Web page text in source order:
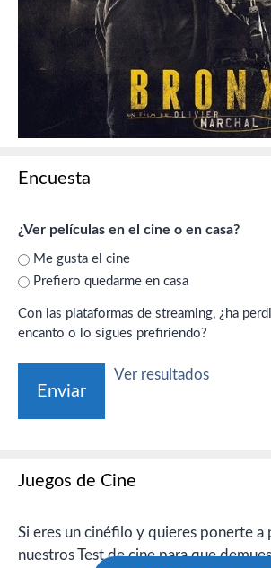
Encuesta
¿Ver películas en el cine o en casa?
Me gusta el cine
Prefiero quedarme en casa
Con las plataformas de streaming, ¿ha perdido el cine su
encanto o lo sigues prefiriendo?
Ver resultados
Juegos de Cine
Si eres un cinéfilo y quieres ponerte a
nuestros Test de cine para que